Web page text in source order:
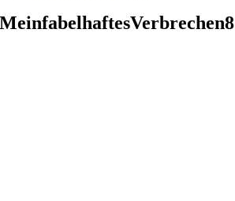
MeinfabelhaftesVerbrechen8